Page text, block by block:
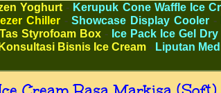
Yoghurt - Kerupuk Cone Waffle Ice
Chiller-Showcase Display Cooler -
Tas Styrofoam Box - Ice Pack Ice Gel Dry
Konsultasi Bisnis Ice Cream - Liputan